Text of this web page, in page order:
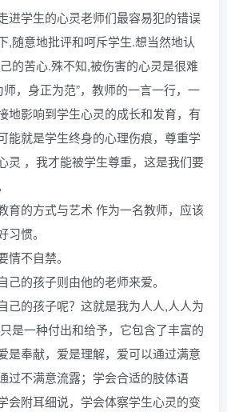
进学生的心灵老师们最容易犯的错误
,随意地批评和呵斥学生.想当然地认
的苦心.殊不知,被伤害的心灵是很难
，身正为范”，教师的一言一行，一
地影响到学生心灵的成长和发育，有
能就是学生终身的心理伤痕，尊重学
灵 ，我才能被学生尊重，这是我们要
育的方式与艺术 作为一名教师，应该
惯。
不自禁。
的孩子则由他的老师来爱。
己的孩子呢？这就是我为人人,人人为
是一种付出和给予，它包含了丰富的
是奉献，爱是理解，爱可以通过满意
过不满意流露；学会合适的肢体语
会附耳细说，学会体察学生心灵的变